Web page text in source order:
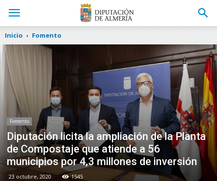
Inicio Fomento
Fomento
Diputación licita la ampliación de la Planta
de Compostaje que atiende a 56
municipios por 4,3 millones de inversión
23 octubre, 2020 1545